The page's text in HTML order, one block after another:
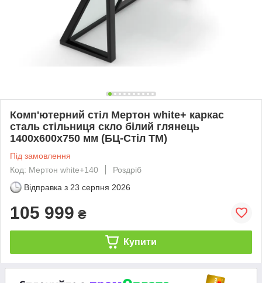
Комп'ютерний стіл Мертон white+ каркас
сталь стільниця скло білий глянець
1400х600х750 мм (БЦ-Стіл ТМ)
Під замовлення
Код: Мертон white+140
Роздріб
Відправка з 23 серпня 2026
105 999 ₴
Купити